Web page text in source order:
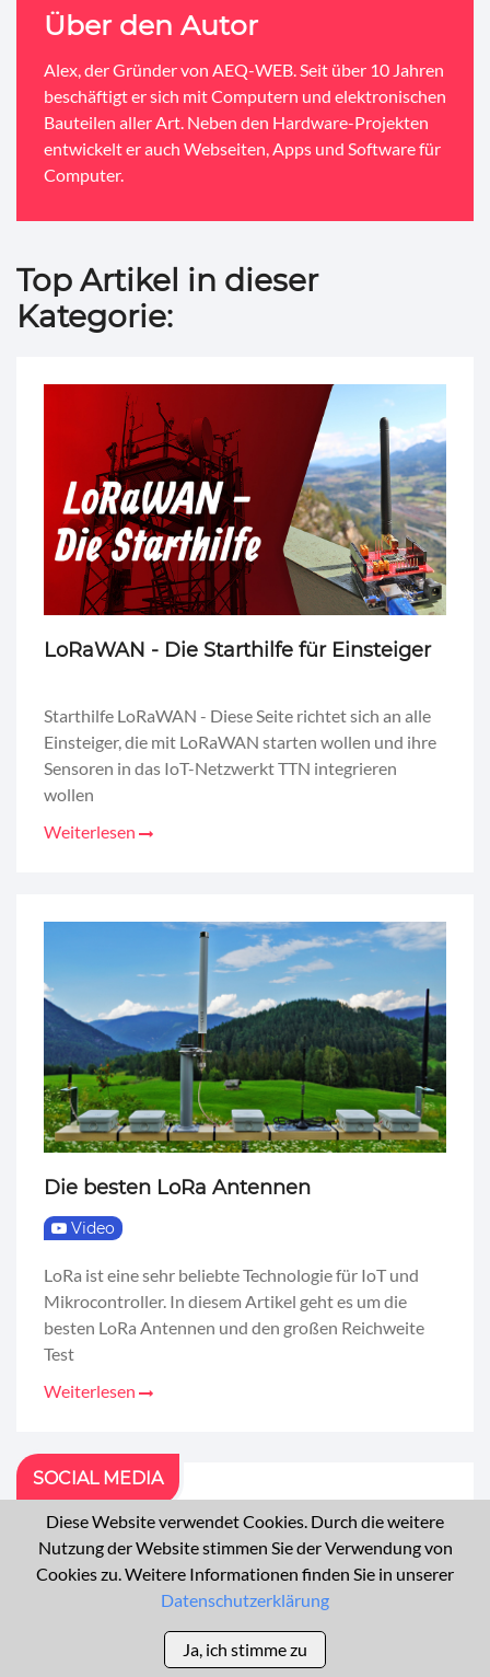
Über den Autor
Alex, der Gründer von AEQ-WEB. Seit über 10 Jahren
beschäftigt er sich mit Computern und elektronischen
Bauteilen aller Art. Neben den Hardware-Projekten
entwickelt er auch Webseiten, Apps und Software für
Computer.
Top Artikel in dieser
Kategorie:
LoRaWAN - Die Starthilfe für Einsteiger
Starthilfe LoRaWAN - Diese Seite richtet sich an alle
Einsteiger, die mit LoRaWAN starten wollen und ihre
Sensoren in das IoT-Netzwerkt TTN integrieren
wollen
Weiterlesen
Die besten LoRa Antennen
Video
LoRa ist eine sehr beliebte Technologie für IoT und
Mikrocontroller. In diesem Artikel geht es um die
besten LoRa Antennen und den großen Reichweite
Test
Weiterlesen
SOCIAL MEDIA
492
Diese Website verwendet Cookies. Durch die weitere
Nutzung der Website stimmen Sie der Verwendung von
Cookies zu. Weitere Informationen finden Sie in unserer
Datenschutzerklärung
Ja, ich stimme zu